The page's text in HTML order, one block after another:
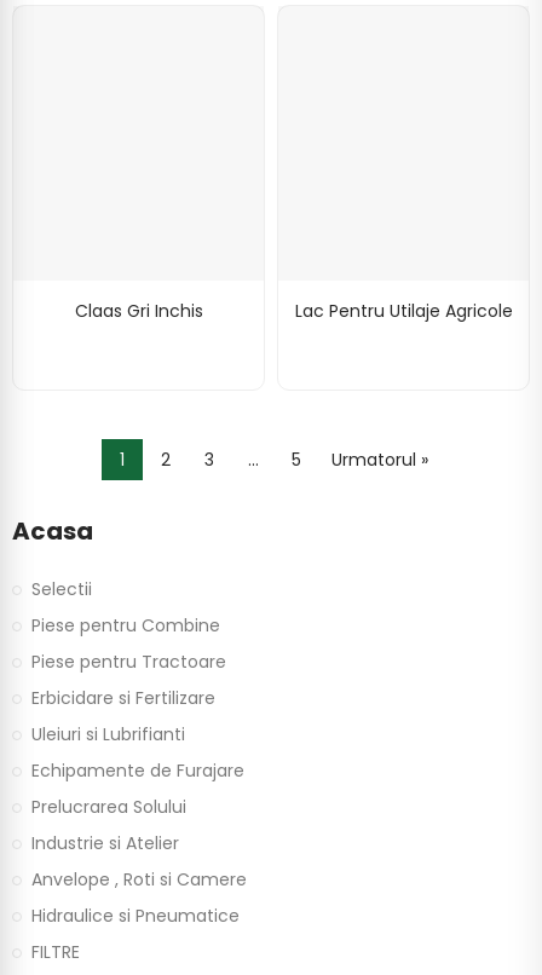
Claas Gri Inchis Lac Pentru Utilaje Agricole
1 2 3 … 5 Urmatorul »
Acasa
Selectii
Piese pentru Combine
Piese pentru Tractoare
Erbicidare si Fertilizare
Uleiuri si Lubrifianti
Echipamente de Furajare
Prelucrarea Solului
Industrie si Atelier
Anvelope , Roti si Camere
Hidraulice si Pneumatice
FILTRE